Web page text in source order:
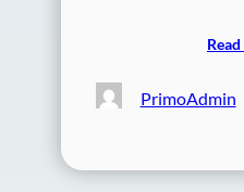
PrimoAdmin